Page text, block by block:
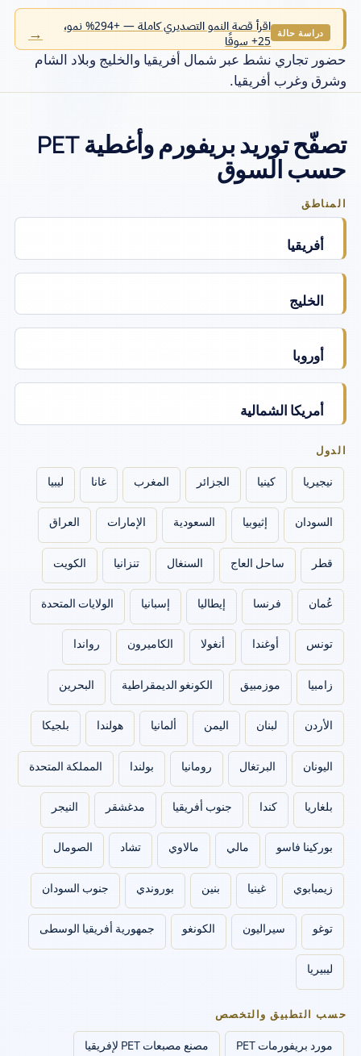
الشهادات
الاستدامة
رؤى
الشركة
دراسة حالة
اقرأ قصة النمو التصديري كاملة — +294% نمو،
25+ سوقًا
←
حضور تجاري نشط عبر شمال أفريقيا والخليج وبلاد الشام
وشرق وغرب أفريقيا.
تصفّح توريد بريفورم وأغطية PET
حسب السوق
المناطق
أفريقيا
الخليج
أوروبا
أمريكا الشمالية
الدول
نيجيريا كينيا الجزائر المغرب غانا ليبيا
السودان إثيوبيا السعودية الإمارات العراق
قطر ساحل العاج السنغال تنزانيا الكويت
عُمان فرنسا إيطاليا إسبانيا الولايات المتحدة
تونس أوغندا أنغولا الكاميرون رواندا
زامبيا موزمبيق الكونغو الديمقراطية البحرين
الأردن لبنان اليمن ألمانيا هولندا بلجيكا
اليونان البرتغال رومانيا بولندا المملكة المتحدة
بلغاريا كندا جنوب أفريقيا مدغشقر النيجر
بوركينا فاسو مالي مالاوي تشاد الصومال
زيمبابوي غينيا بنين بوروندي جنوب السودان
توغو سيراليون الكونغو جمهورية أفريقيا الوسطى
ليبيريا
حسب التطبيق والتخصص
مورد بريفورمات PET مصنع مصبعات PET لإفريقيا